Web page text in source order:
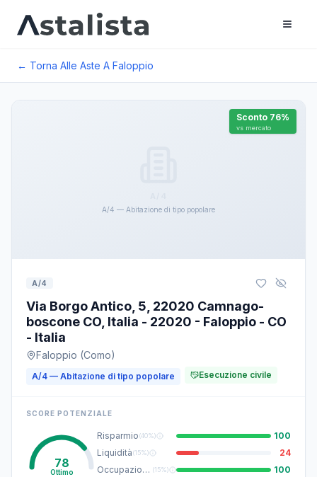
← Torna Alle Aste A Faloppio
A/4 — Abitazione di tipo popolare
Sconto 76%
vs mercato
A/4
Via Borgo Antico, 5, 22020 Camnago-
boscone CO, Italia - 22020 - Faloppio - CO
- Italia
Faloppio (Como)
A/4 — Abitazione di tipo popolare Esecuzione civile
SCORE POTENZIALE
78
Ottimo
Risparmio(40%)
100
Liquidità(15%)
24
Occupazione (15%)
100